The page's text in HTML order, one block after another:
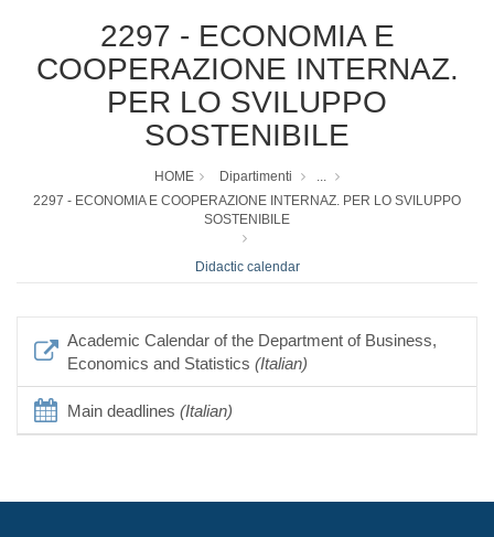
2297 - ECONOMIA E
COOPERAZIONE INTERNAZ.
PER LO SVILUPPO
SOSTENIBILE
HOME Dipartimenti
...
2297 - ECONOMIA E COOPERAZIONE INTERNAZ. PER LO SVILUPPO
SOSTENIBILE
Didactic calendar
Academic Calendar of the Department of Business,
Economics and Statistics (Italian)
Main deadlines (Italian)